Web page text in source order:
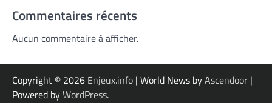
Commentaires récents
Aucun commentaire à afficher.
Copyright © 2026 Enjeux.info | World News byAscendoor |
Powered byWordPress.